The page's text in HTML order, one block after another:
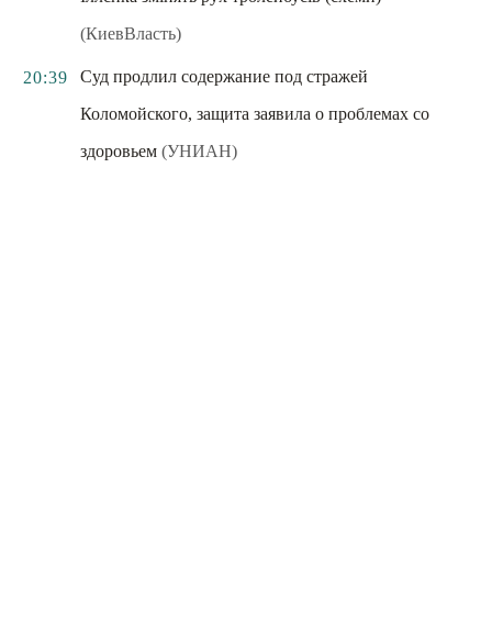
(КиевВласть)
20:39
Суд продлил содержание под стражей
Коломойского, защита заявила о проблемах со
здоровьем (УНИАН)